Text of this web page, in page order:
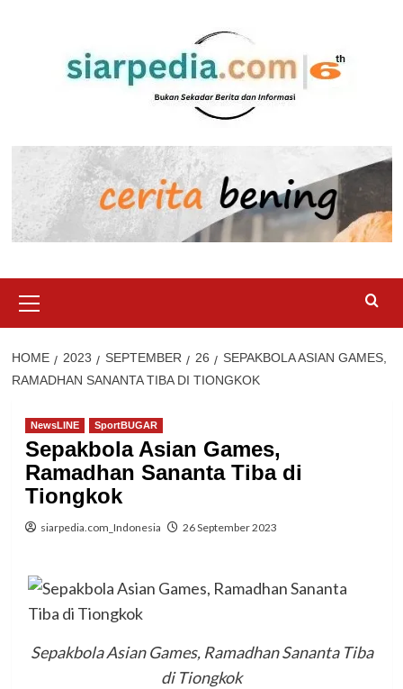
Menu
HOME 2023 SEPTEMBER 26
SEPAKBOLA ASIAN GAMES,
RAMADHAN SANANTA TIBA DI TIONGKOK
NewsLINE SportBUGAR
Sepakbola Asian Games,
Ramadhan Sananta Tiba di
Tiongkok
siarpedia.com_Indonesia 26 September 2023
Sepakbola Asian Games, Ramadhan Sananta Tiba
di Tiongkok